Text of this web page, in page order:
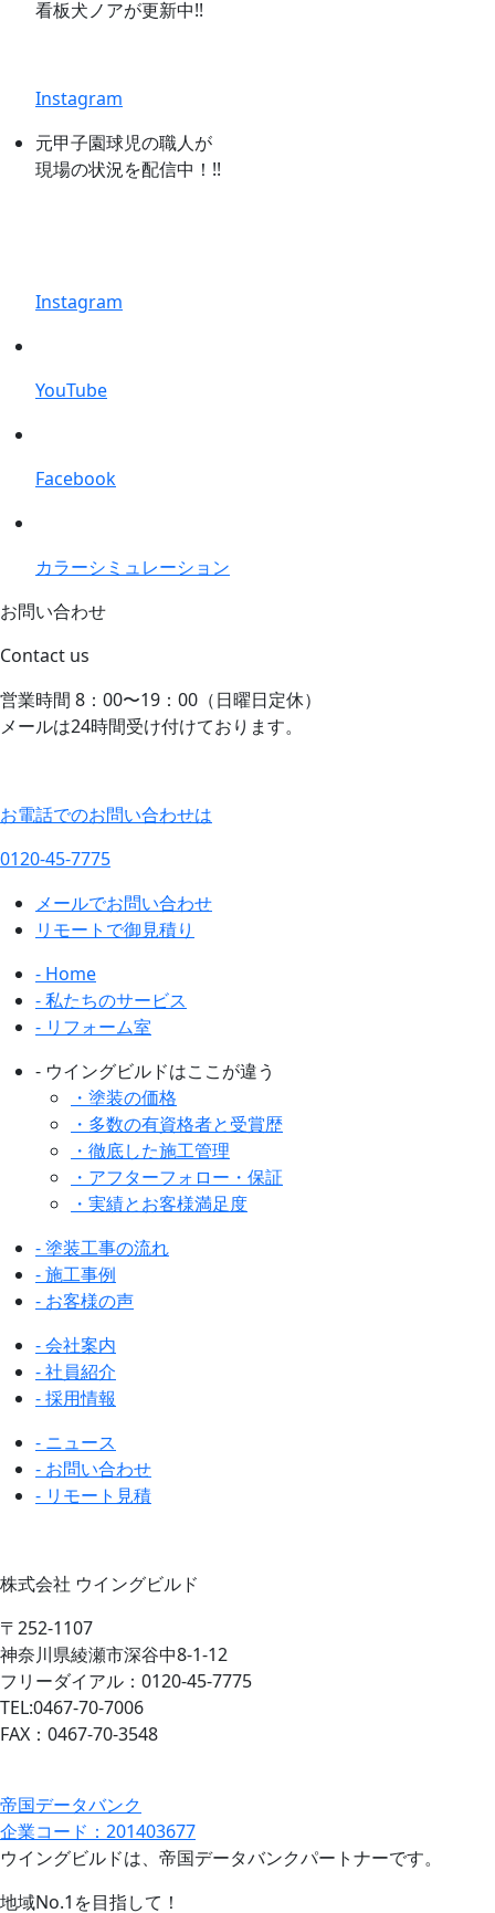
看板犬ノアが更新中!!
Instagram
元甲子園球児の職人が
現場の状況を配信中！!!
Instagram
YouTube
Facebook
カラーシミュレーション
お問い合わせ
Contact us
営業時間 8：00〜19：00（日曜日定休）
メールは24時間受け付けております。
お電話でのお問い合わせは
0120-45-7775
メールでお問い合わせ
リモートで御見積り
- Home
- 私たちのサービス
- リフォーム室
- ウイングビルドはここが違う
・塗装の価格
・多数の有資格者と受賞歴
・徹底した施工管理
・アフターフォロー・保証
・実績とお客様満足度
- 塗装工事の流れ
- 施工事例
- お客様の声
- 会社案内
- 社員紹介
- 採用情報
- ニュース
- お問い合わせ
- リモート見積
株式会社 ウイングビルド
〒252-1107
神奈川県綾瀬市深谷中8-1-12
フリーダイアル：0120-45-7775
TEL:0467-70-7006
FAX：0467-70-3548
帝国データバンク
企業コード：201403677
ウイングビルドは、帝国データバンクパートナーです。
地域No.1を目指して！